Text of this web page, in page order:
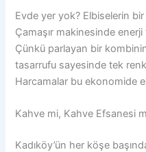
Evde yer yok? Elbiselerin bir
Çamaşır makinesinde enerji
Çünkü parlayan bir
tasarrufu sayesinde tek
Harcamalar bu ekonomide
Kahve mi, Kahve Efsanesi
Kadıköy’ün her köşe